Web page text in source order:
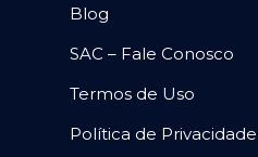
Blog
SAC – Fale Conosco
Termos de Uso
Política de Privacidade